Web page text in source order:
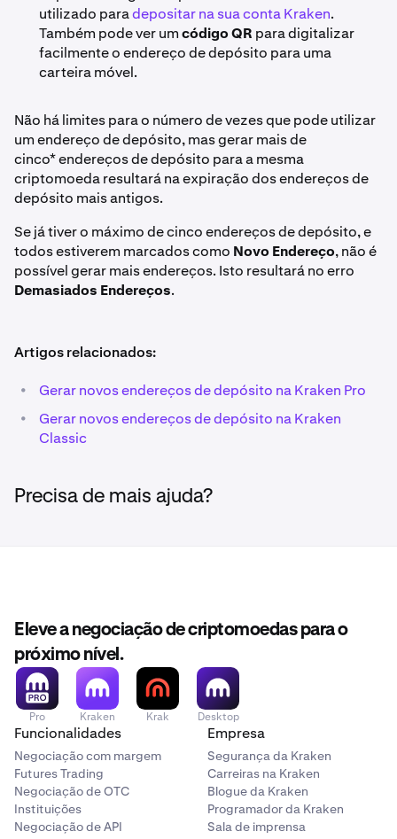
utilizado paradepositar na sua conta Kraken.
Também pode ver umcódigo QR para digitalizar
facilmente o endereço de depósito para uma
carteira móvel.
Não há limites para o número de vezes que pode utilizar
um endereço de depósito, mas gerar mais de
cinco* endereços de depósito para a mesma
criptomoeda resultará na expiração dos endereços de
depósito mais antigos.
Se já tiver o máximo de cinco endereços de depósito, e
todos estiverem marcados como Novo Endereço, não é
possível gerar mais endereços. Isto resultará no erro
Demasiados Endereços.
Artigos relacionados:
• Gerar novos endereços de depósito na Kraken Pro
•
Gerar novos endereços de depósito na Kraken
Classic
Precisa de mais ajuda?
Eleve a negociação de criptomoedas para o
próximo nível.
Pro Kraken Krak Desktop
Funcionalidades
Negociação com margem
Futures Trading
Negociação de OTC
Instituições
Negociação de API
Empresa
Segurança da Kraken
Carreiras na Kraken
Blogue da Kraken
Programador da Kraken
Sala de imprensa